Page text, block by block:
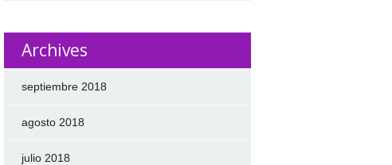
Archives
septiembre 2018
agosto 2018
julio 2018